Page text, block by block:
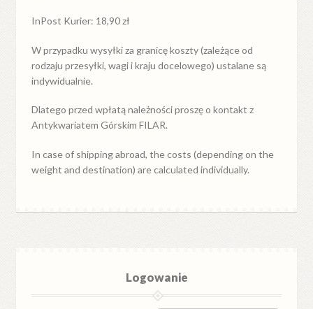
InPost Kurier: 18,90 zł
W przypadkuwysyłkiza granicękoszty (zależące od
rodzaju przesyłki, wagi i kraju docelowego) ustalane są
indywidualnie.
Dlatego przed wpłatą należności proszę o kontakt z
Antykwariatem Górskim FILAR.
In case of shipping abroad, the costs (depending on the
weight and destination) are calculated individually.
Logowanie